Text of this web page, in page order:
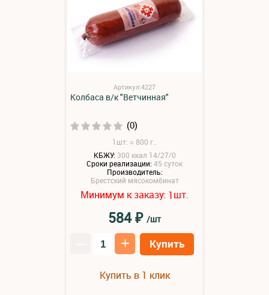
Артикул:4227
Колбаса в/к "Ветчинная"
(0)
1шт: ≈ 800 г..
КБЖУ: 300 ккал 14/27/0
Сроки реализации:45 суток
Производитель:
Брестский мясокомбинат
Минимум к заказу: 1шт.
584₽ /шт
+ Купить
Купить в 1 клик